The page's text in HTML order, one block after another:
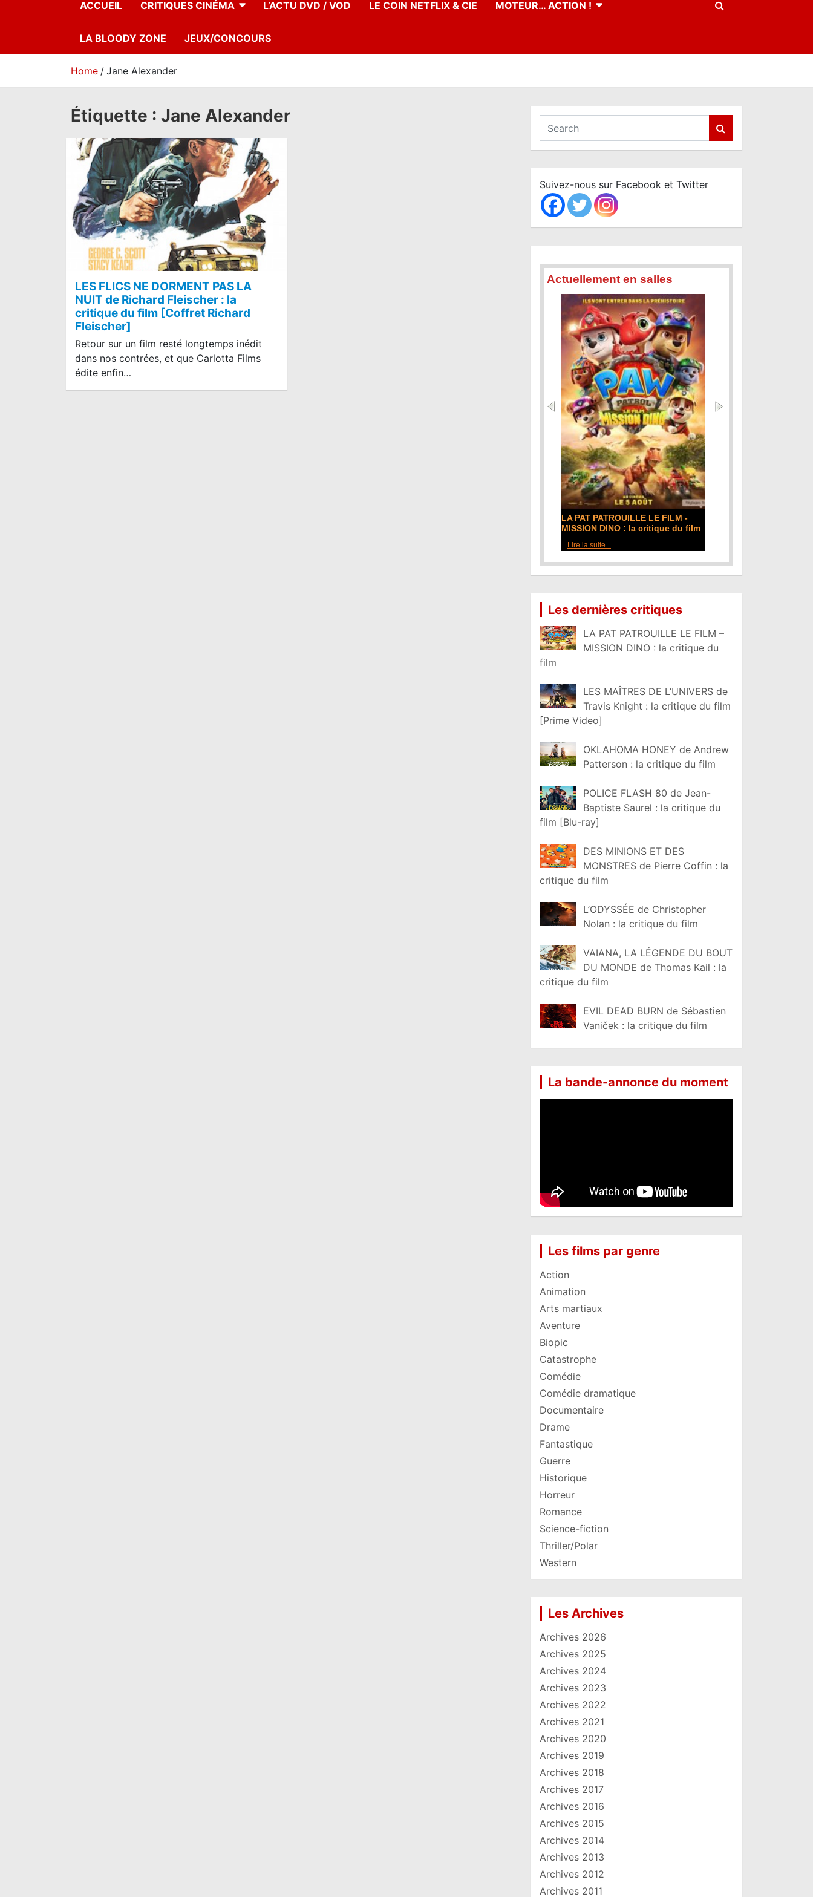
ACCUEIL CRITIQUES CINÉMA L’ACTU DVD / VOD LE COIN NETFLIX & CIE MOTEUR… ACTION !
LA BLOODY ZONE JEUX/CONCOURS
Home Jane Alexander
Étiquette : Jane Alexander
LES FLICS NE DORMENT PAS LA
NUIT de Richard Fleischer : la
critique du film [Coffret Richard
Fleischer]
Retour sur un film resté longtemps inédit
dans nos contrées, et que Carlotta Films
édite enfin…
a
c
h
Suivez-nous sur Facebook et Twitter
Actuellement en salles
LA PAT PATROUILLE LE FILM -
MISSION DINO : la critique du film
Lire la suite...
Les dernières critiques
LA PAT PATROUILLE LE FILM –
MISSION DINO : la critique du
film
LES MAÎTRES DE L’UNIVERS de
Travis Knight : la critique du film
[Prime Video]
OKLAHOMA HONEY de Andrew
Patterson : la critique du film
POLICE FLASH 80 de Jean-
Baptiste Saurel : la critique du
film [Blu-ray]
DES MINIONS ET DES
MONSTRES de Pierre Coffin : la
critique du film
L’ODYSSÉE de Christopher
Nolan : la critique du film
VAIANA, LA LÉGENDE DU BOUT
DU MONDE de Thomas Kail : la
critique du film
EVIL DEAD BURN de Sébastien
Vaniček : la critique du film
La bande-annonce du moment
Les films par genre
Action
Animation
Arts martiaux
Aventure
Biopic
Catastrophe
Comédie
Comédie dramatique
Documentaire
Drame
Fantastique
Guerre
Historique
Horreur
Romance
Science-fiction
Thriller/Polar
Western
Les Archives
Archives 2026
Archives 2025
Archives 2024
Archives 2023
Archives 2022
Archives 2021
Archives 2020
Archives 2019
Archives 2018
Archives 2017
Archives 2016
Archives 2015
Archives 2014
Archives 2013
Archives 2012
Archives 2011